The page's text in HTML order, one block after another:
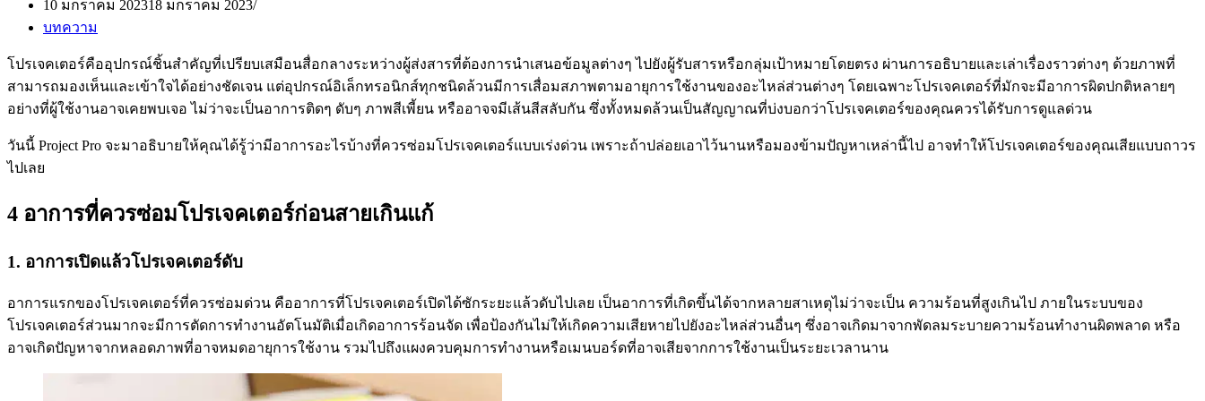
10 มกราคม 202318 มกราคม 2023
บทความ
โปรเจคเตอร์คืออุปกรณ์ชิ้นสำคัญที่เปรียบเสมือนสื่อกลางระหว่างผู้ส่งสารที่ต้องการนำเสนอข้อมูลต่างๆ ไปยังผู้รับสารหรือกลุ่มเป้าหมายโดยตรง ผ่านการอธิบายและเล่าเรื่องราวต่างๆ ด้วยภาพที่
สามารถมองเห็นและเข้าใจได้อย่างชัดเจน แต่อุปกรณ์อิเล็กทรอนิกส์ทุกชนิดล้วนมีการเสื่อมสภาพตามอายุการใช้งานของอะไหล่ส่วนต่างๆ โดยเฉพาะโปรเจคเตอร์ที่มักจะมีอาการผิดปกติหลายๆ
อย่างที่ผู้ใช้งานอาจเคยพบเจอ ไม่ว่าจะเป็นอาการติดๆ ดับๆ ภาพสีเพี้ยน หรืออาจจมีเส้นสีสลับกัน ซึ่งทั้งหมดล้วนเป็นสัญญาณที่บ่งบอกว่าโปรเจคเตอร์ของคุณควรได้รับการดูแลด่วน
วันนี้ Project Pro จะมาอธิบายให้คุณได้รู้ว่ามีอาการอะไรบ้างที่ควรซ่อมโปรเจคเตอร์แบบเร่งด่วน เพราะถ้าปล่อยเอาไว้นานหรือมองข้ามปัญหาเหล่านี้ไป อาจทำให้โปรเจคเตอร์ของคุณเสียแบบถาวร
ไปเลย
4 อาการที่ควรซ่อมโปรเจคเตอร์ก่อนสายเกินแก้
1. อาการเปิดแล้วโปรเจคเตอร์ดับ
อาการแรกของโปรเจคเตอร์ที่ควรซ่อมด่วน คืออาการที่โปรเจคเตอร์เปิดได้ซักระยะแล้วดับไปเลย เป็นอาการที่เกิดขึ้นได้จากหลายสาเหตุไม่ว่าจะเป็น ความร้อนที่สูงเกินไป ภายในระบบของ
โปรเจคเตอร์ส่วนมากจะมีการตัดการทำงานอัตโนมัติเมื่อเกิดอาการร้อนจัด เพื่อป้องกันไม่ให้เกิดความเสียหายไปยังอะไหล่ส่วนอื่นๆ ซึ่งอาจเกิดมาจากพัดลมระบายความร้อนทำงานผิดพลาด หรือ
อาจเกิดปัญหาจากหลอดภาพที่อาจหมดอายุการใช้งาน รวมไปถึงแผงควบคุมการทำงานหรือเมนบอร์ดที่อาจเสียจากการใช้งานเป็นระยะเวลานาน